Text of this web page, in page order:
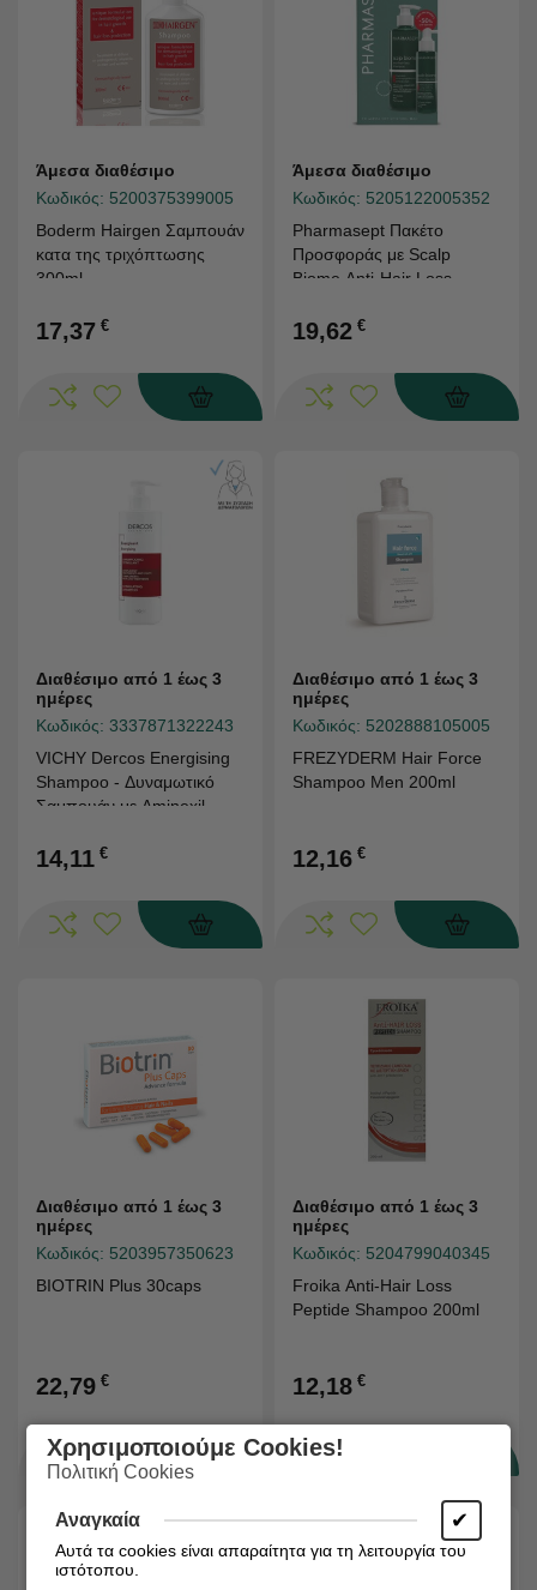
Άμεσα διαθέσιμο
Κωδικός: 5200375399005
Boderm Hairgen Σαμπουάν
κατα της τριχόπτωσης
300ml
17,37 €
Άμεσα διαθέσιμο
Κωδικός: 5205122005352
Pharmasept Πακέτο
Προσφοράς με Scalp
Biome Anti-Hair Loss
της Τριχόπτωσης με
Biome Anti-Hair Loss
Serum Εξειδικευμένος
19,62 €
Διαθέσιμο από 1 έως 3
ημέρες
Κωδικός: 3337871322243
VICHY Dercos Energising
Shampoo - Δυναμωτικό
Σαμπουάν με Aminexil
ΔΩΡΟ)
14,11 €
Διαθέσιμο από 1 έως 3
ημέρες
Κωδικός: 5202888105005
FREZYDERM Hair Force
Shampoo Men 200ml
12,16 €
Διαθέσιμο από 1 έως 3
ημέρες
Κωδικός: 5203957350623
BIOTRIN Plus 30caps
22,79 €
Διαθέσιμο από 1 έως 3
ημέρες
Κωδικός: 5204799040345
Froika Anti-Hair Loss
Peptide Shampoo 200ml
12,18 €
Χρησιμοποιούμε Cookies!
Πολιτική Cookies
Αναγκαία ✔
Αυτά τα cookies είναι απαραίτητα για τη λειτουργία του
ιστότοπου.